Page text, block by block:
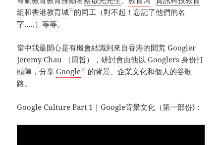
組和香港教育城W的同工（對不起！忘記了他們的名
字…..）等等。
當中我最開心是有機會結識到來自香港的開荒 Googler
Jeremy Chau （周哲），研討會由他以 Googlers 身份打
頭陣，分享GoogleW 的背景、企業文化和個人的谷歌
路。
Google Culture Part 1 | Google背景文化（第一部份)：